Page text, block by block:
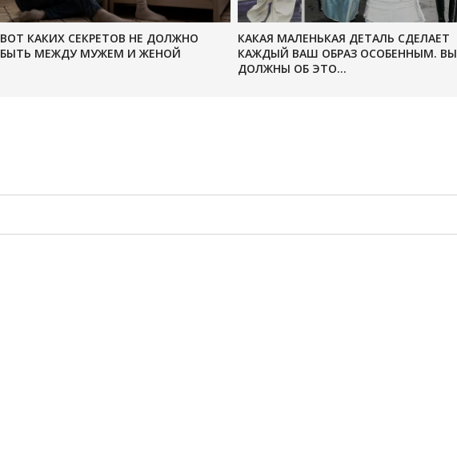
ВОТ КАКИХ СЕКРЕТОВ НЕ ДОЛЖНО
БЫТЬ МЕЖДУ МУЖЕМ И ЖЕНОЙ
КАКАЯ МАЛЕНЬКАЯ ДЕТАЛЬ СДЕЛАЕТ
КАЖДЫЙ ВАШ ОБРАЗ ОСОБЕННЫМ. ВЫ
ДОЛЖНЫ ОБ ЭТО...